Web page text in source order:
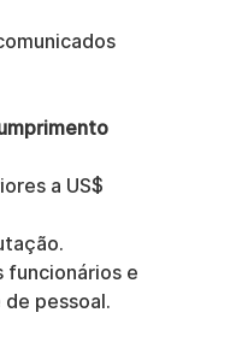
a US$
funcionários e
pessoal.